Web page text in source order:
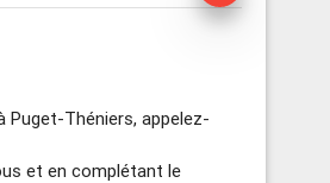
Puget-Théniers, appelez-
et en complétant le